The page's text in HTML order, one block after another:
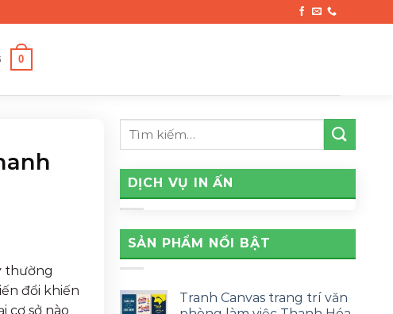
0
thường
đổi khiến
cơ sở nào
DỊCH VỤ IN ẤN
SẢN PHẨM NỔI BẬT
Tranh Canvas trang trí văn